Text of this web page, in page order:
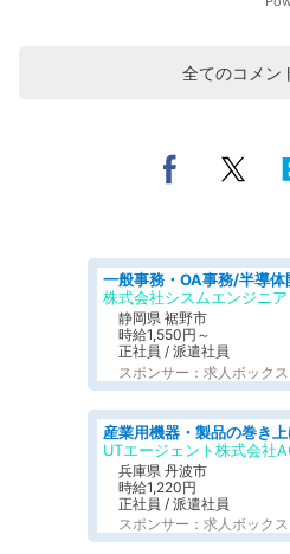
全てのコメン
株式会社シスムエンジニ
静岡県 裾野市
時給1,550円～
正社員 / 派遣社員
スポンサー：求人ボックス
UTエージェント株式会社
兵庫県 丹波市
時給1,220円
正社員 / 派遣社員
スポンサー：求人ボックス